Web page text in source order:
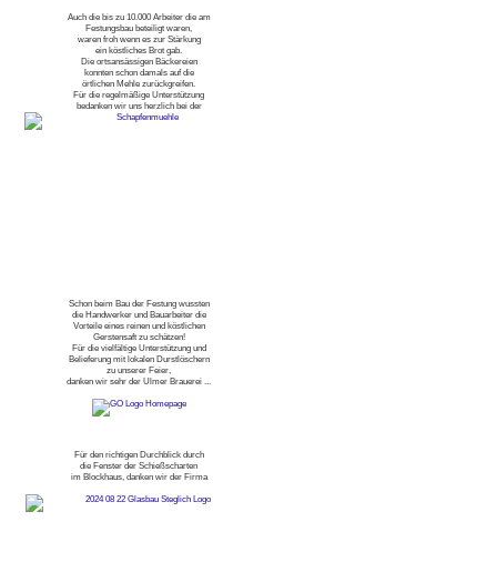
Auch die bis zu 10.000 Arbeiter die am
Festungsbau beteiligt waren,
waren froh wenn es zur Stärkung
ein köstliches Brot gab.
Die ortsansässigen Bäckereien
konnten schon damals auf die
örtlichen Mehle zurückgreifen.
Für die regelmäßige Unterstützung
bedanken wir uns herzlich bei der
Schon beim Bau der Festung wussten
die Handwerker und Bauarbeiter die
Vorteile eines reinen und köstlichen
Gerstensaft zu schätzen!
Für die vielfältige Unterstützung und
Belieferung mit lokalen Durstlöschern
zu unserer Feier,
danken wir sehr der Ulmer Brauerei ...
Für den richtigen Durchblick durch
die Fenster der Schießscharten
im Blockhaus, danken wir der Firma